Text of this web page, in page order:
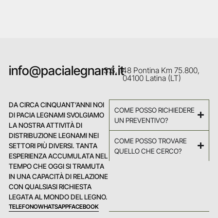
info@pacialegnami.itS.S. 148 Pontina Km 75.800,
04100 Latina (LT)
DA CIRCA CINQUANT’ANNI NOI
DI PACIA LEGNAMI SVOLGIAMO
LA NOSTRA ATTIVITÀ DI
DISTRIBUZIONE LEGNAMI NEI
SETTORI PIÙ DIVERSI. TANTA
ESPERIENZA ACCUMULATA NEL
TEMPO CHE OGGI SI TRAMUTA
IN UNA CAPACITÀ DI RELAZIONE
CON QUALSIASI RICHIESTA
LEGATA AL MONDO DEL LEGNO.
TELEFONOWHATSAPPFACEBOOK
COME POSSO RICHIEDERE
UN PREVENTIVO?
COME POSSO TROVARE
QUELLO CHE CERCO?